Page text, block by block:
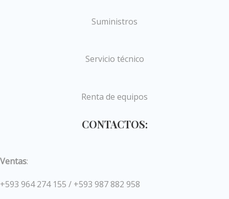
Suministros
Servicio técnico
Renta de equipos
CONTACTOS:
Ventas:
+593 964 274 155 / +593 987 882 958